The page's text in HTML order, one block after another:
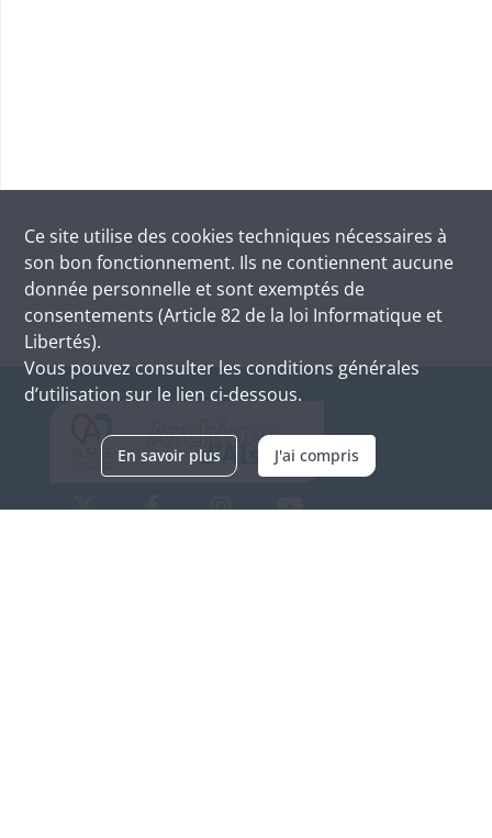
Ce site utilise des cookies techniques nécessaires à
son bon fonctionnement. Ils ne contiennent aucune
donnée personnelle et sont exemptés de
consentements (Article 82 de la loi Informatique et
Libertés).
Vous pouvez consulter les conditions générales
d’utilisation sur le lien ci-dessous.
En savoir plus J'ai compris